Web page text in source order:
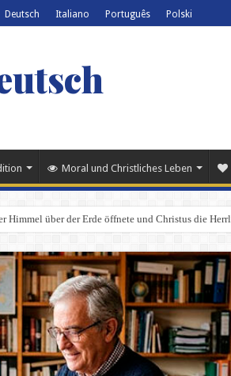
Deutsch Italiano Português Polski
Moral und Christliches Leben
Himmel über der Erde öffnete und Christus die